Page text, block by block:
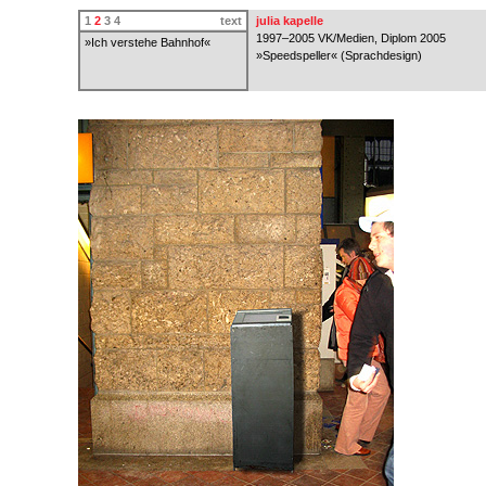
1 2 3 4
text
»Ich verstehe Bahnhof«
julia kapelle
1997–2005 VK/Medien, Diplom 2005
»Speedspeller« (Sprachdesign)